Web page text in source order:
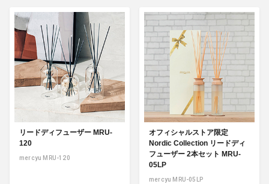
リードディフューザー MRU-
120
mercyu MRU-120
オフィシャルストア限定
Nordic Collection リードディ
フューザー 2本セット MRU-
05LP
mercyu MRU-05LP